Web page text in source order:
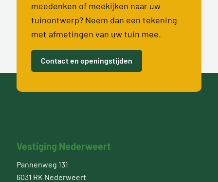
meedenken of meekijken naar uw
tuinontwerp? Neem dan een tekening
met afmetingen van uw tuin mee.
Contact en openingstijden
Vestiging Nederweert
Pannenweg 131
6031 RK Nederweert